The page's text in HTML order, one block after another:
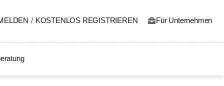
/ KOSTENLOS REGISTRIEREN Für Unternehmen